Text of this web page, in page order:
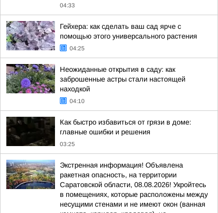
04:33
Гейхера: как сделать ваш сад ярче с
помощью этого универсального растения
04:25
Неожиданные открытия в саду: как
заброшенные астры стали настоящей
находкой
04:10
Как быстро избавиться от грязи в доме:
главные ошибки и решения
03:25
Экстренная информация! Объявлена
ракетная опасность, на территории
Саратовской области, 08.08.2026! Укройтесь
в помещениях, которые расположены между
несущими стенами и не имеют окон (ванная